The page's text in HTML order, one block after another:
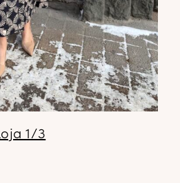
1/3